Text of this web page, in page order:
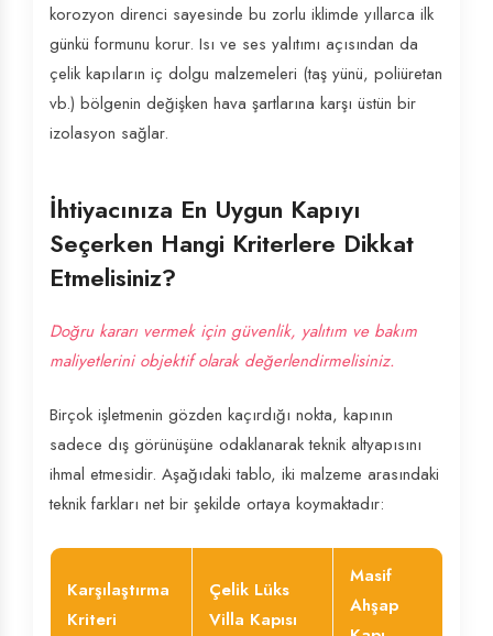
korozyon direnci sayesinde bu zorlu iklimde yıllarca ilk
günkü formunu korur. Isı ve ses yalıtımı açısından da
çelik kapıların iç dolgu malzemeleri (taş yünü, poliüretan
vb.) bölgenin değişken hava şartlarına karşı üstün bir
izolasyon sağlar.
İhtiyacınıza En Uygun Kapıyı
Seçerken Hangi Kriterlere Dikkat
Etmelisiniz?
Doğru kararı vermek için güvenlik, yalıtım ve bakım
maliyetlerini objektif olarak değerlendirmelisiniz.
Birçok işletmenin gözden kaçırdığı nokta, kapının
sadece dış görünüşüne odaklanarak teknik altyapısını
ihmal etmesidir. Aşağıdaki tablo, iki malzeme arasındaki
teknik farkları net bir şekilde ortaya koymaktadır:
Karşılaştırma
Kriteri
Çelik Lüks
Villa Kapısı
Masif
Ahşap